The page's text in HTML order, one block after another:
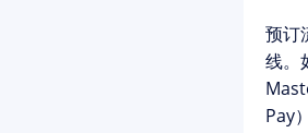
预订
线。
Pay